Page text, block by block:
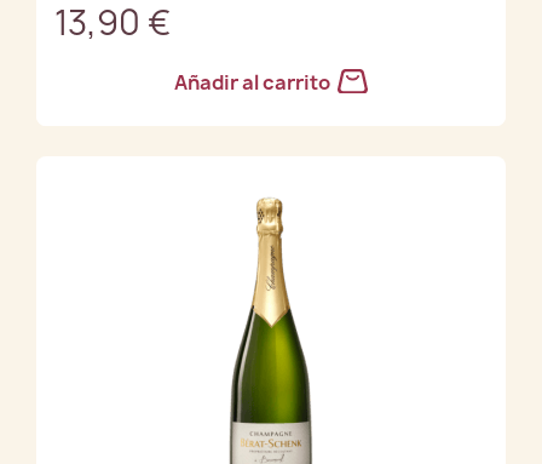
13,90 €
Añadir al carrito